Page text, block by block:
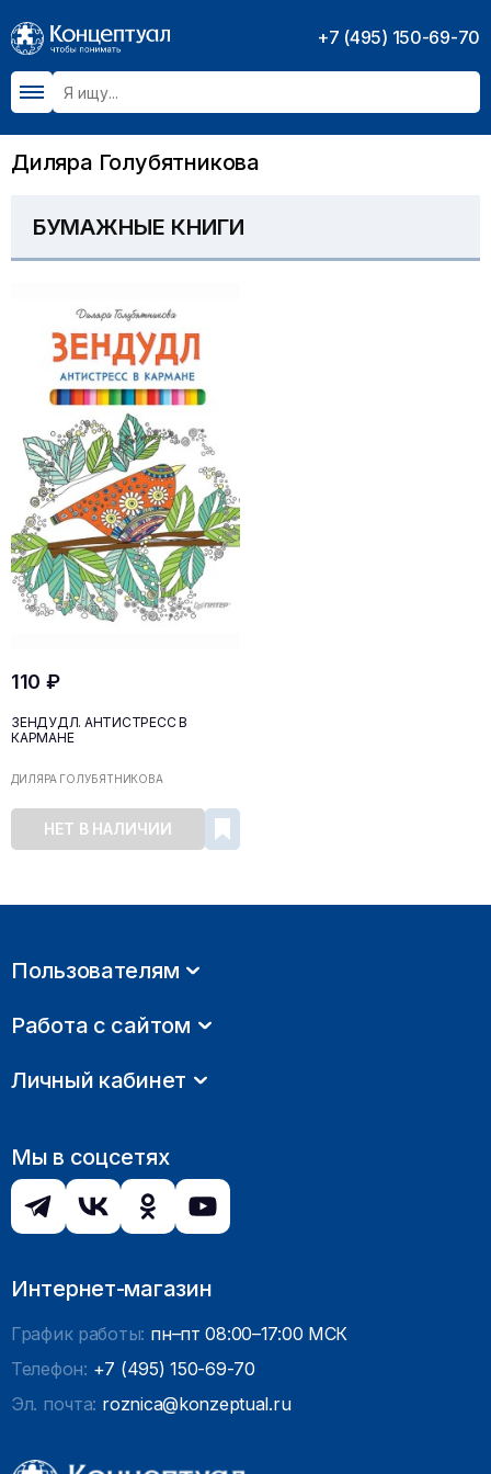
+7 (495) 150-69-70
Диляра Голубятникова
БУМАЖНЫЕ КНИГИ
110 ₽
ЗЕНДУДЛ. АНТИСТРЕСС В
КАРМАНЕ
ДИЛЯРА ГОЛУБЯТНИКОВА
НЕТ В НАЛИЧИИ
Пользователям
Работа с сайтом
Личный кабинет
Мы в соцсетях
Интернет-магазин
График работы: пн–пт 08:00–17:00 МСК
Телефон: +7 (495) 150-69-70
Эл. почта: roznica@konzeptual.ru